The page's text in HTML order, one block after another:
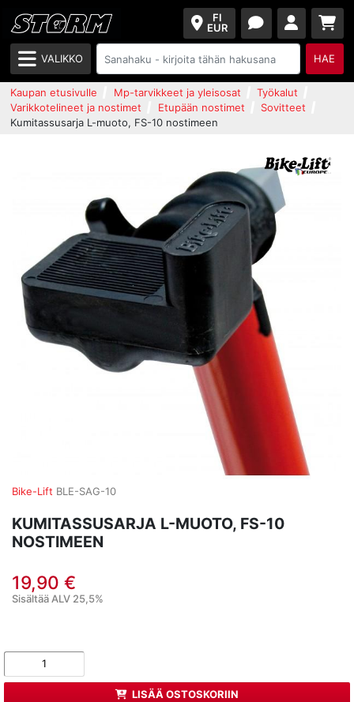
FI
EUR
VALIKKO HAE
Kaupan etusivulle Mp-tarvikkeet ja yleisosat
Työkalut
Varikkotelineet ja nostimet
Etupään nostimet
Sovitteet
Kumitassusarja L-muoto, FS-10 nostimeen
Bike-Lift BLE-SAG-10
KUMITASSUSARJA L-MUOTO, FS-10
NOSTIMEEN
19,90 €
Sisältää ALV 25,5%
LISÄÄ OSTOSKORIIN